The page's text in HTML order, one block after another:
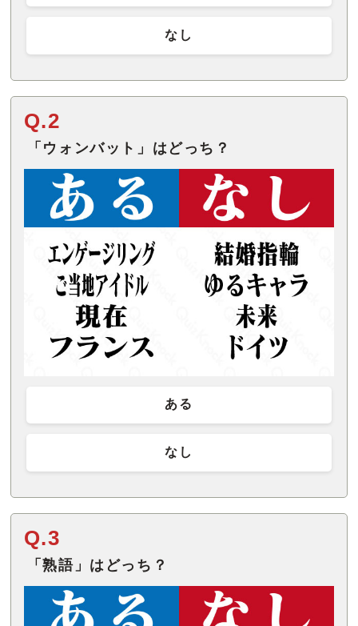
なし
Q.2
「ウォンバット」はどっち？
ある
なし
Q.3
「熟語」はどっち？